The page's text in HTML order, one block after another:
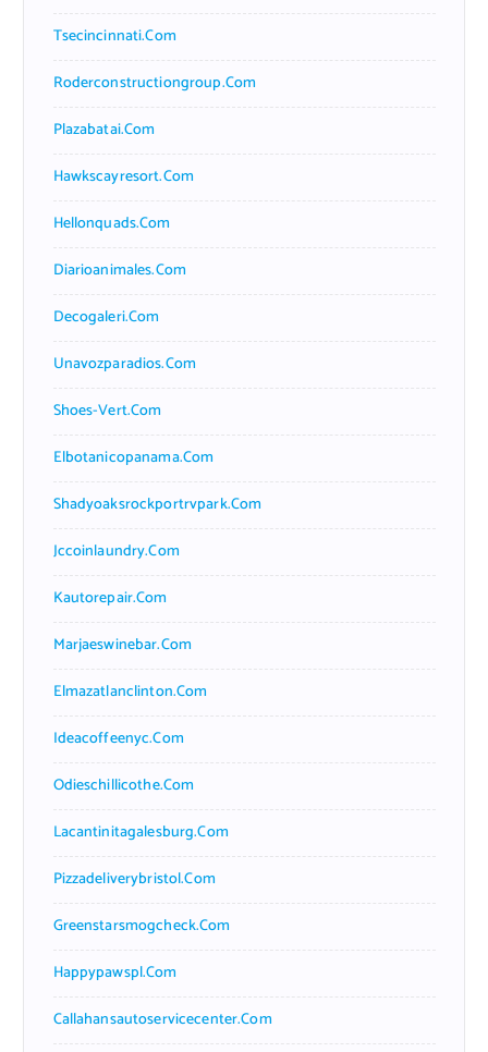
Tsecincinnati.com
Roderconstructiongroup.com
Plazabatai.com
Hawkscayresort.com
Hellonquads.com
Diarioanimales.com
Decogaleri.com
Unavozparadios.com
Shoes-Vert.com
Elbotanicopanama.com
Shadyoaksrockportrvpark.com
Jccoinlaundry.com
Kautorepair.com
Marjaeswinebar.com
Elmazatlanclinton.com
Ideacoffeenyc.com
Odieschillicothe.com
Lacantinitagalesburg.com
Pizzadeliverybristol.com
Greenstarsmogcheck.com
Happypawspl.com
Callahansautoservicecenter.com